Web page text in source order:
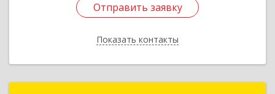
Отправить заявку
Показать контакты
Отправить заявку
Назад